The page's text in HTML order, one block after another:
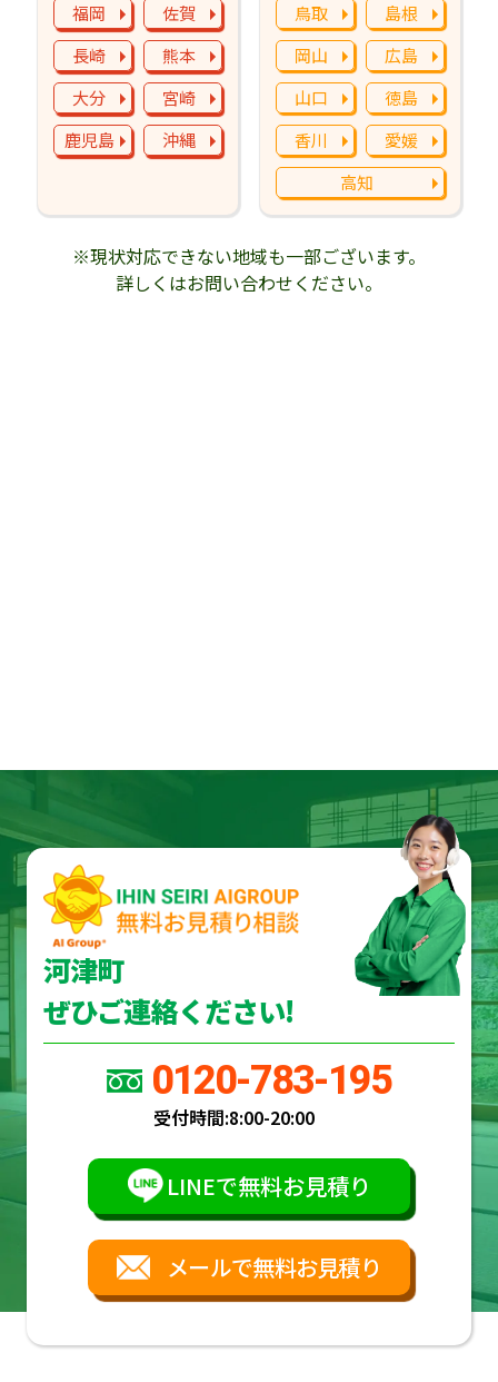
福岡
佐賀
長崎
熊本
大分
宮崎
鹿児島
沖縄
鳥取
島根
岡山
広島
山口
徳島
香川
愛媛
高知
※現状対応できない地域も一部ございます。
詳しくはお問い合わせください。
河津町
ぜひご連絡ください!
0120-783-195
受付時間:8:00-20:00
LINEで無料お見積り
メールで無料お見積り